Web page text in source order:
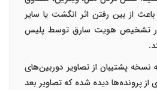
از بین رفتن اثر انگشت یا سایر
در تشخیص هویت سارق توسط پلیس
.
نسخه پشتیبان از تصاویر دوربین‌های
پرونده‌ها دیده شده که تصاویر بعد